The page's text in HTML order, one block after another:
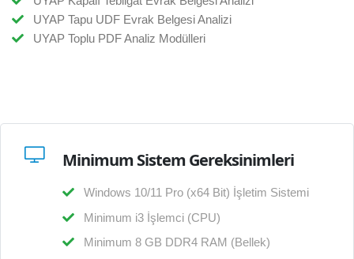
UYAP Tapu UDF Evrak Belgesi Analizi
UYAP Toplu PDF Analiz Modülleri
Minimum Sistem Gereksinimleri
Windows 10/11 Pro (x64 Bit) İşletim Sistemi
Minimum i3 İşlemci (CPU)
Minimum 8 GB DDR4 RAM (Bellek)